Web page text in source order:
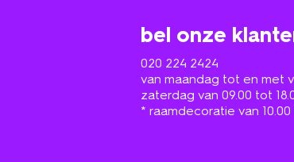
bel onze
020 224 2424
van maandag tot en met
zaterdag van 09.00 tot
* raamdecoratie van 10.00